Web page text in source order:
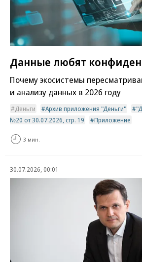
Данные любят
Почему экосистемы
и анализу данных в 2026 году
Деньги Архив приложения "Деньги"
№20 от 30.07.2026, стр. 19
Приложение
3 мин.
30.07.2026, 00:01